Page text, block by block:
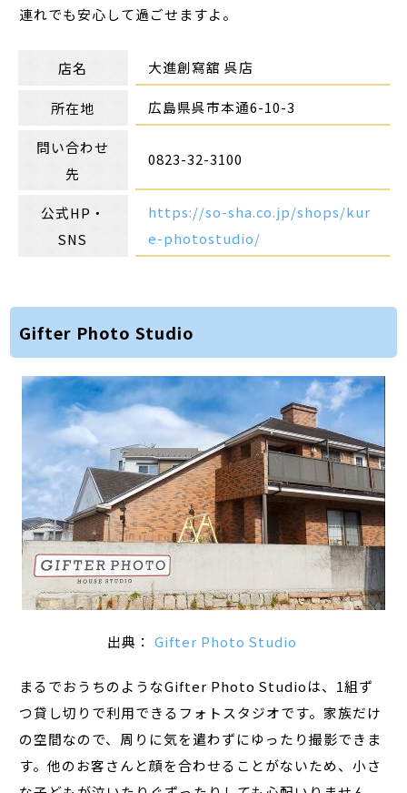
連れでも安心して過ごせますよ。
店名 大進創寫舘 呉店
所在地 広島県呉市本通6-10-3
問い合わせ
先
0823-32-3100
公式HP・
SNS
https://so-sha.co.jp/shops/kur
e-photostudio/
Gifter Photo Studio
出典： Gifter Photo Studio
まるでおうちのようなGifter Photo Studioは、1組ず
つ貸し切りで利用できるフォトスタジオです。家族だけ
の空間なので、周りに気を遣わずにゆったり撮影できま
す。他のお客さんと顔を合わせることがないため、小さ